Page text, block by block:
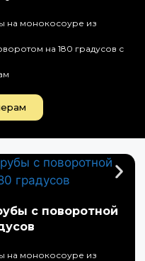
на монокосоуре из
на 180 градусов с
с поворотной
на монокосоуре из